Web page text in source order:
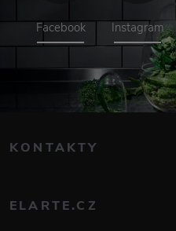
Facebook Instagram
KONTAKTY
776 081 000
ELARTE.CZ